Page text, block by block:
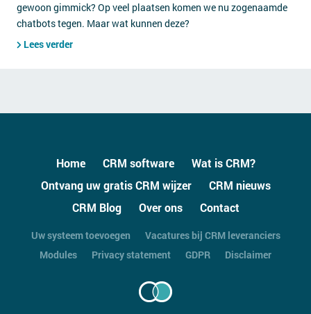
gewoon gimmick? Op veel plaatsen komen we nu zogenaamde
chatbots tegen. Maar wat kunnen deze?
Lees verder
Home CRM software
Wat is CRM?
Ontvang uw gratis CRM wijzer
CRM nieuws
CRM Blog
Over ons Contact
Uw systeem toevoegen
Vacatures bij CRM leveranciers
Modules
Privacy statement GDPR Disclaimer